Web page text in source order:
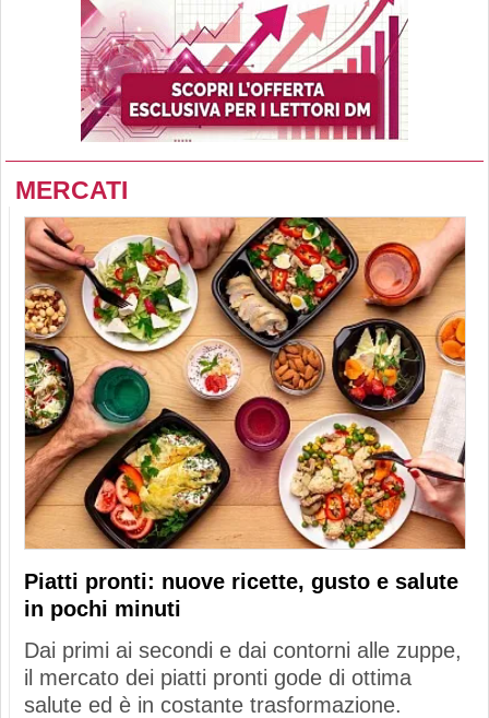
MERCATI
Piatti pronti: nuove ricette, gusto e salute
in pochi minuti
Dai primi ai secondi e dai contorni alle zuppe,
il mercato dei piatti pronti gode di ottima
salute ed è in costante trasformazione.